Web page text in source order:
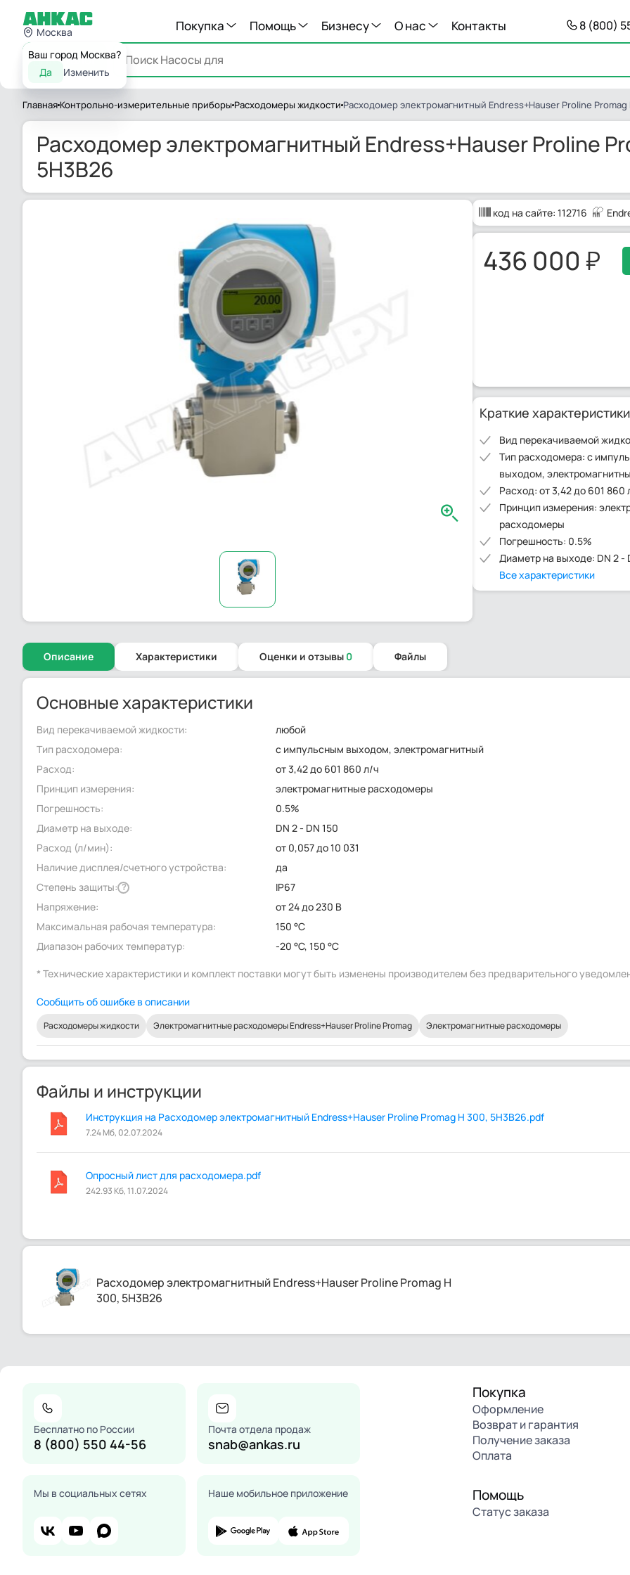
Москва
Ваш город Москва?
Да
Изменить
Покупка Помощь Бизнесу О нас Контакты 8 (800)
Каталог
Главная Контрольно-измерительные приборы Расходомеры жидкости Расходомер электромагнитный Endress+Hauser Proline Promag
Расходомер электромагнитный Endress+Hauser Proline
5H3B26
код на сайте: 112716
436 000
Краткие характеристики
Вид перекачиваемой
Тип расходомера: с
выходом,
Расход: от 3,42 до 601 860
Принцип измерения:
расходомеры
Погрешность: 0.5%
Диаметр на выходе: DN 2 -
Все характеристики
Описание Характеристики Оценки и отзывы 0 Файлы
Основные характеристики
Вид перекачиваемой жидкости:
любой
Тип расходомера:
с импульсным выходом, электромагнитный
Расход:
от 3,42 до 601 860 л/ч
Принцип измерения:
электромагнитные расходомеры
Погрешность:
0.5%
Диаметр на выходе:
DN 2 - DN 150
Расход (л/мин):
от 0,057 до 10 031
Наличие дисплея/счетного устройства:
да
Степень защиты: ?
IP67
Напряжение:
от 24 до 230 В
Максимальная рабочая температура:
150 °C
Диапазон рабочих температур:
-20 °C, 150 °C
* Технические характеристики и комплект поставки могут быть изменены производителем без предварительного
Сообщить об ошибке в описании
Расходомеры жидкости Электромагнитные расходомеры Endress+Hauser Proline Promag Электромагнитные расходомеры
Файлы и инструкции
Инструкция на Расходомер электромагнитный Endress+Hauser Proline Promag H 300, 5H3B26.pdf
7.24 Мб, 02.07.2024
Опросный лист для расходомера.pdf
242.93 Кб, 11.07.2024
Расходомер электромагнитный Endress+Hauser Proline Promag H
300, 5H3B26
Бесплатно по России
8 (800) 550 44-56
Почта отдела продаж
snab@ankas.ru
Мы в социальных сетях Наше мобильное приложение
Покупка
Оформление
Возврат и гарантия
Получение заказа
Оплата
Помощь
Статус заказа